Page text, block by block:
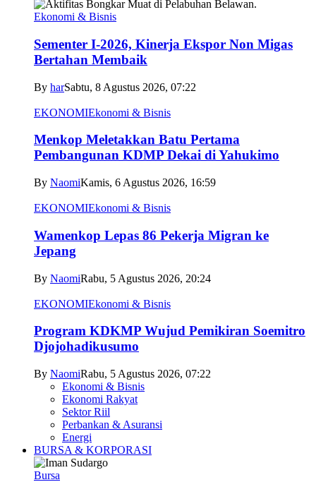
Ekonomi & Bisnis
Sementer I-2026, Kinerja Ekspor Non Migas
Bertahan Membaik
By harSabtu, 8 Agustus 2026, 07:22
EKONOMIEkonomi & Bisnis
Menkop Meletakkan Batu Pertama
Pembangunan KDMP Dekai di Yahukimo
By NaomiKamis, 6 Agustus 2026, 16:59
EKONOMIEkonomi & Bisnis
Wamenkop Lepas 86 Pekerja Migran ke
Jepang
By NaomiRabu, 5 Agustus 2026, 20:24
EKONOMIEkonomi & Bisnis
Program KDKMP Wujud Pemikiran Soemitro
Djojohadikusumo
By NaomiRabu, 5 Agustus 2026, 07:22
Ekonomi & Bisnis
Ekonomi Rakyat
Sektor Riil
Perbankan & Asuransi
Energi
BURSA & KORPORASI
Bursa